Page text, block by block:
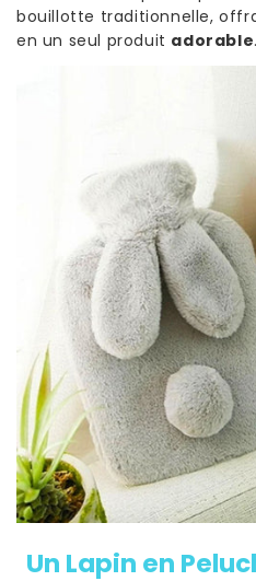
bouillotte traditionnelle,
en un seul produit adorable.
Un Lapin en